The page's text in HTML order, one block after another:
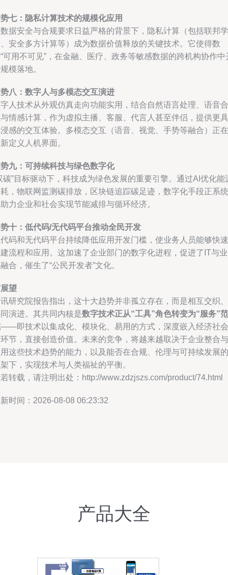
七：隐私计算技术的规模化应用
据安全与合规要求日益严格的背景下，隐私计算（包括联邦学
安全多方计算等）成为数据价值释放的关键技术。它使得数
可用不可见”，在金融、医疗、政务等敏感数据的跨机构协作中
模落地。
八：数字人与多模态交互演进
人技术从外观仿真走向功能实用，结合自然语言处理、语音合
情感计算，作为虚拟主播、客服、代言人甚至伴侣，提供更具
感的交互体验。多模态交互（语音、视觉、手势等融合）正在
定义人机界面。
九：可持续科技与绿色数字化
碳”目标驱动下，科技成为绿色发展的重要引擎。通过AI优化能
，物联网监测碳排放，区块链追踪碳足迹，数字化手段正系统
力企业和社会实现节能减排与循环经济。
十：低代码/无代码平台推动全民开发
码和无代码平台持续降低应用开发门槛，使业务人员能够快速
流程和应用。这加速了企业部门的数字化进程，促进了IT与
合，催生了“公民开发者”文化。
望
研究院报告指出，这十大趋势并非孤立存在，而是相互交织、
演进。其共同内核是数字技术正从“工具”角色转变为“服务”范
——即技术以集成化、模块化、易用的方式，深度嵌入经济社会
节，直接创造价值。未来的竞争，将越来越取决于企业整合与
这些技术趋势的能力，以及能否在合规、伦理与可持续发展的
下，实现技术与人类福祉的平衡。
转载，请注明出处：http://www.zdzjszs.com/product/74.html
时间：2026-08-08 06:23:32
产品大全